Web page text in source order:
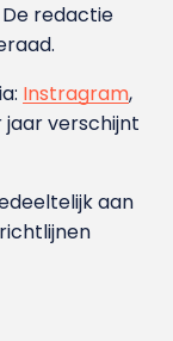
De redactie
Instragram,
jaar verschijnt
aan